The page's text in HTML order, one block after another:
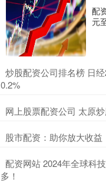
配
元
炒股配资公司排名榜 日
0.2%
网上股票配资公司 太原
股市配资：助你放大收益
配资网站 2024年全球科
多！